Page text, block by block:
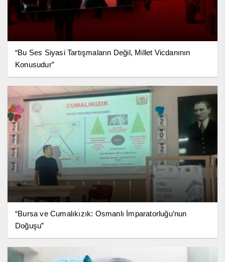
“Bu Ses Siyasi Tartışmaların Değil, Millet Vicdanının
Konusudur”
“Bursa ve Cumalıkızık: Osmanlı İmparatorluğu’nun
Doğuşu”